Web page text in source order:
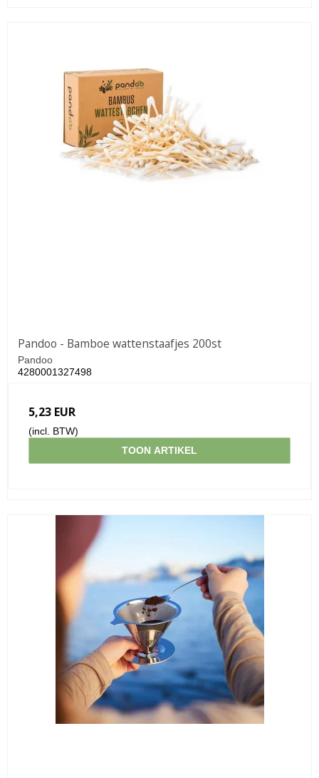
Pandoo - Bamboe wattenstaafjes 200st
Pandoo
4280001327498
5,23 EUR
(incl. BTW)
TOON ARTIKEL